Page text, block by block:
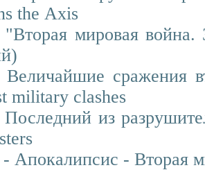
the Axis
мировая война.
сражения
military clashes
из
Апокалипсис - Вторая